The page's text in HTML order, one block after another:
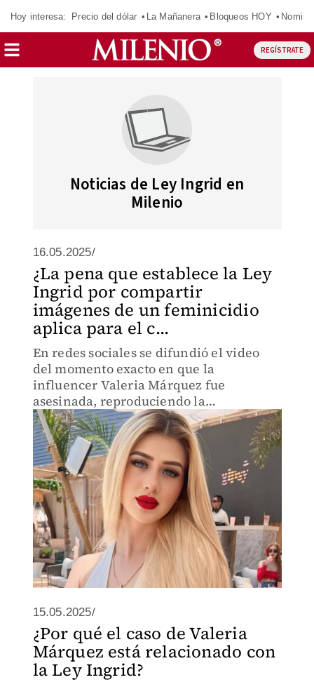
Hoy interesa: Precio del dólar La Mañanera Bloqueos HOY
REGÍSTRATE
Noticias de Ley Ingrid en
Milenio
16.05.2025/
¿La pena que establece la Ley
Ingrid por compartir
imágenes de un feminicidio
aplica para el c...
En redes sociales se difundió el video
del momento exacto en que la
influencer Valeria Márquez fue
asesinada, reproduciendo la
normalización de la violencia
15.05.2025/
¿Por qué el caso de Valeria
Márquez está relacionado con
la Ley Ingrid?